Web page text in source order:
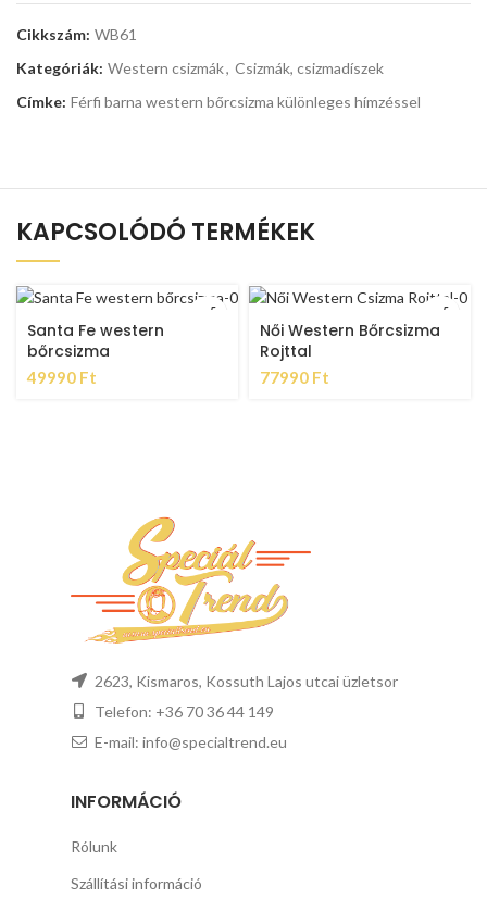
Cikkszám: WB61
Kategóriák: Western csizmák, Csizmák, csizmadíszek
Címke: Férfi barna western bőrcsizma különleges hímzéssel
KAPCSOLÓDÓ TERMÉKEK
Santa Fe western
bőrcsizma
49990 Ft
Női Western Bőrcsizma
Rojttal
77990 Ft
2623, Kismaros, Kossuth Lajos utcai üzletsor
Telefon: +36 70 36 44 149
E-mail: info@specialtrend.eu
INFORMÁCIÓ
Rólunk
Szállítási információ